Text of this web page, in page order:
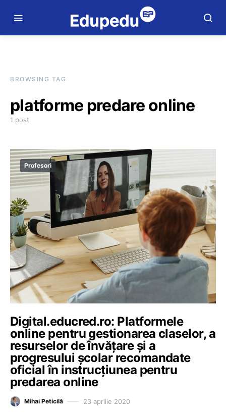
BROWSING TAG
platforme predare online
1 post
Profesori
Digital.educred.ro: Platformele
online pentru gestionarea claselor, a
resurselor de învățare și a
progresului școlar recomandate
oficial în instrucţiunea pentru
predarea online
Mihai Peticilă 23 aprilie 2020